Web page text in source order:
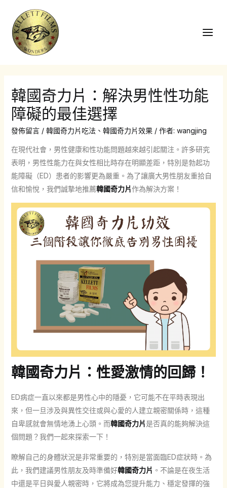
韓國奇力片：解決男性性功能
障礙的最佳選擇
發佈留言 / 韓國奇力片吃法、 韓國奇力片效果/ 作者: wangjing
在現代社會，男性健康和性功能問題越來越引起關注。許多研究
表明，男性性能力在與女性相比時存在明顯差距，特別是勃起功
能障礙（ED）患者的影響更為嚴重。為了讓廣大男性朋友重拾自
信和愉悅，我們誠摯地推薦韓國奇力片作為解決方案！
韓國奇力片：性愛激情的回歸！
ED病症一直以來都是男性心中的隱憂，它可能不在平時表現出
來，但一旦涉及與異性交往或與心愛的人建立親密關係時，這種
自卑感就會無情地湧上心頭。而韓國奇力片是否真的能夠解決這
個問題？我們一起來探索一下！
瞭解自己的身體狀況是非常重要的，特別是當面臨ED症狀時。為
此，我們建議男性朋友及時準備好韓國奇力片 。不論是在夜生活
中還是平日與愛人親密時，它將成為您提升能力、穩定發揮的強